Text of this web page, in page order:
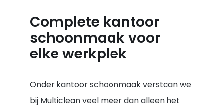
Complete kantoor
schoonmaak voor
elke werkplek
Onder kantoor schoonmaak verstaan we
bij Multiclean veel meer dan alleen het